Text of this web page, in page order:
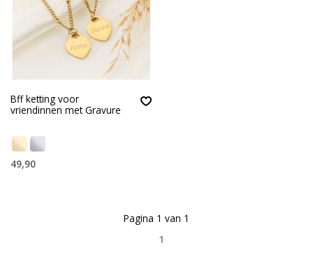
Bff ketting voor
vriendinnen met Gravure
49,90
1
Pagina 1 van 1